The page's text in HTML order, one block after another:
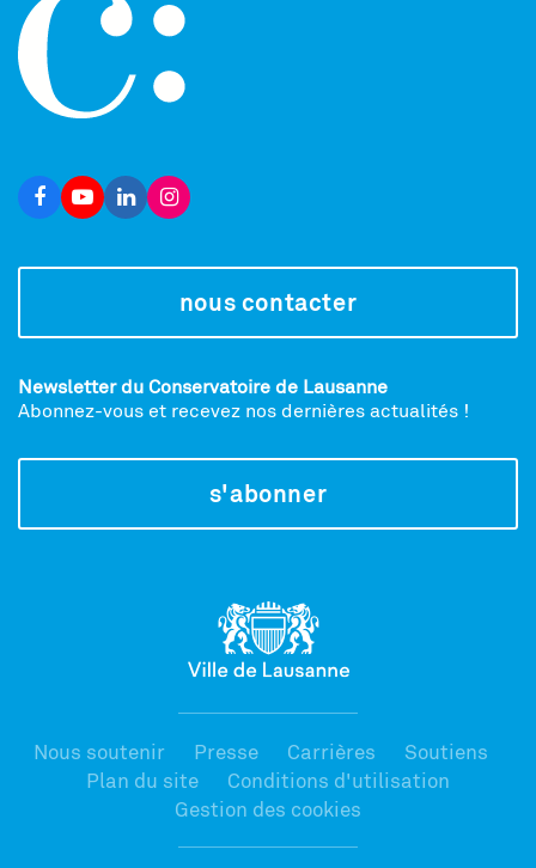
nous contacter
Newsletter du Conservatoire de Lausanne
Abonnez-vous et recevez nos dernières actualités !
s'abonner
Nous soutenir Presse Carrières
Soutiens
Plan du site
Conditions d'utilisation
Gestion des cookies